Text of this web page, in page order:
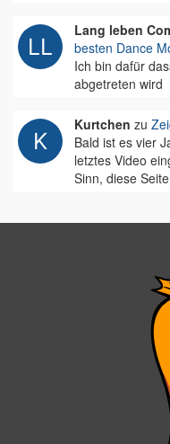
Lang leben
besten Dance
Ich bin dafür
abgetreten wird
Kurtchen zu
Bald ist es vier
letztes Video
Sinn, diese